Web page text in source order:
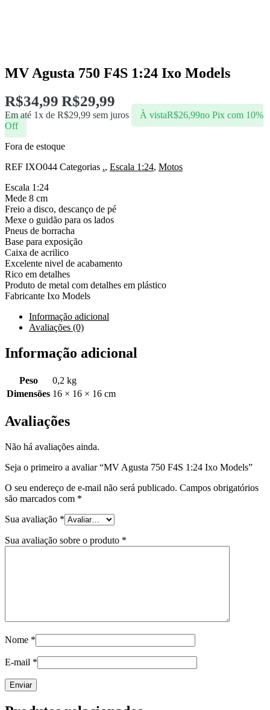
MV Agusta 750 F4S 1:24 Ixo Models
R$34,99 R$29,99
Em até 1x de R$29,99 sem juros À vistaR$26,99no Pix com 10%
Off
Fora de estoque
REF IXO044 Categorias ., Escala 1:24, Motos
Escala 1:24
Mede 8 cm
Freio a disco, descanço de pé
Mexe o guidão para os lados
Pneus de borracha
Base para exposição
Caixa de acrilico
Excelente nivel de acabamento
Rico em detalhes
Produto de metal com detalhes em plástico
Fabricante Ixo Models
Informação adicional
Avaliações (0)
Informação adicional
Peso
0,2 kg
Dimensões 16 × 16 × 16 cm
Avaliações
Não há avaliações ainda.
Seja o primeiro a avaliar “MV Agusta 750 F4S 1:24 Ixo Models”
O seu endereço de e-mail não será publicado. Campos obrigatórios
são marcados com *
Sua avaliação *
Sua avaliação sobre o produto *
Nome *
E-mail *